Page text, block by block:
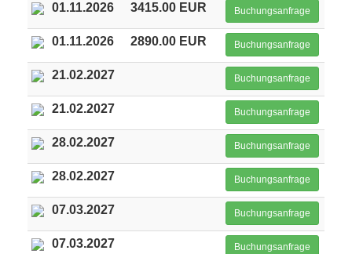
01.11.2026 3415.00 EUR Buchungsanfrage
01.11.2026 2890.00 EUR Buchungsanfrage
21.02.2027 Buchungsanfrage
21.02.2027 Buchungsanfrage
28.02.2027 Buchungsanfrage
28.02.2027 Buchungsanfrage
07.03.2027 Buchungsanfrage
07.03.2027 Buchungsanfrage